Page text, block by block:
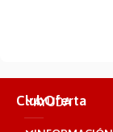
ClubOferta
AYUDA